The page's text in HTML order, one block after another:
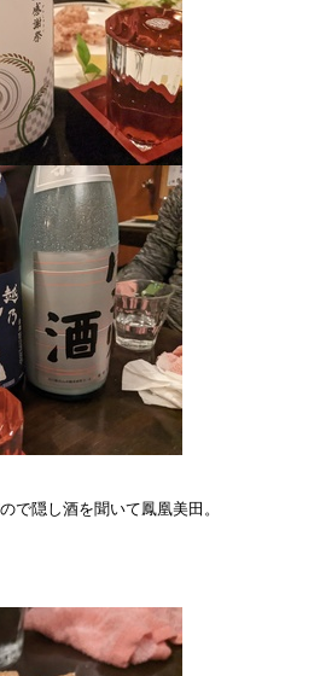
で隠し酒を聞いて鳳凰美田。